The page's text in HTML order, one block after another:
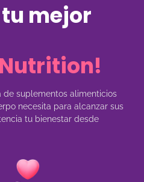
mejor
de suplementos alimenticios
necesita para alcanzar sus
tu bienestar desde